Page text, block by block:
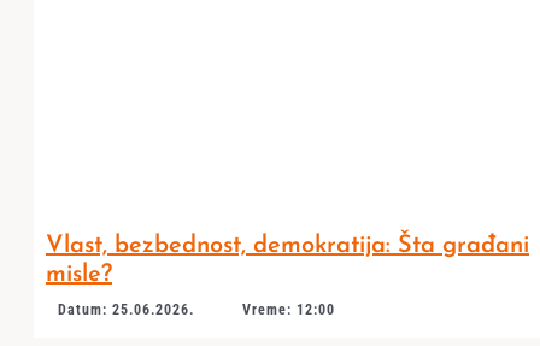
Vlast, bezbednost, demokratija: Šta građani
misle?
Datum: 25.06.2026. Vreme: 12:00